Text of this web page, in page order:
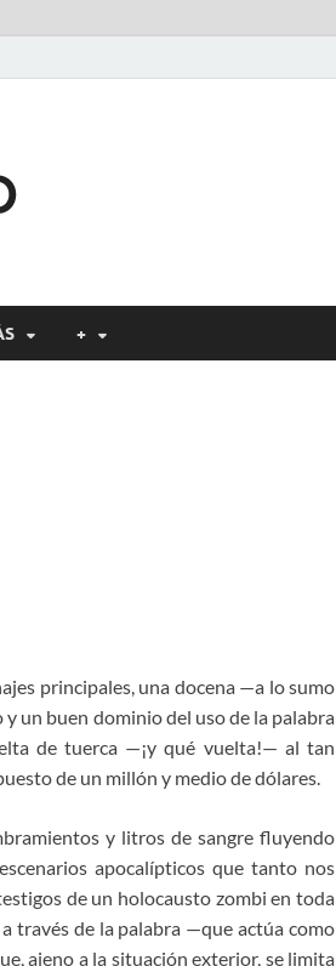
+
principales, una docena —a lo sumo
un buen dominio del uso de la palabra
de tuerca —¡y qué vuelta!— al tan
de un millón y medio de dólares.
y litros de sangre fluyendo
apocalípticos que tanto nos
de un holocausto zombi en toda
través de la palabra —que actúa como
ajeno a la situación exterior, se limita